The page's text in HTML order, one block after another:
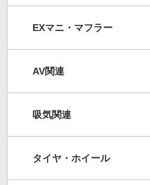
EXマニ・マフラー
AV関連
吸気関連
タイヤ・ホイール